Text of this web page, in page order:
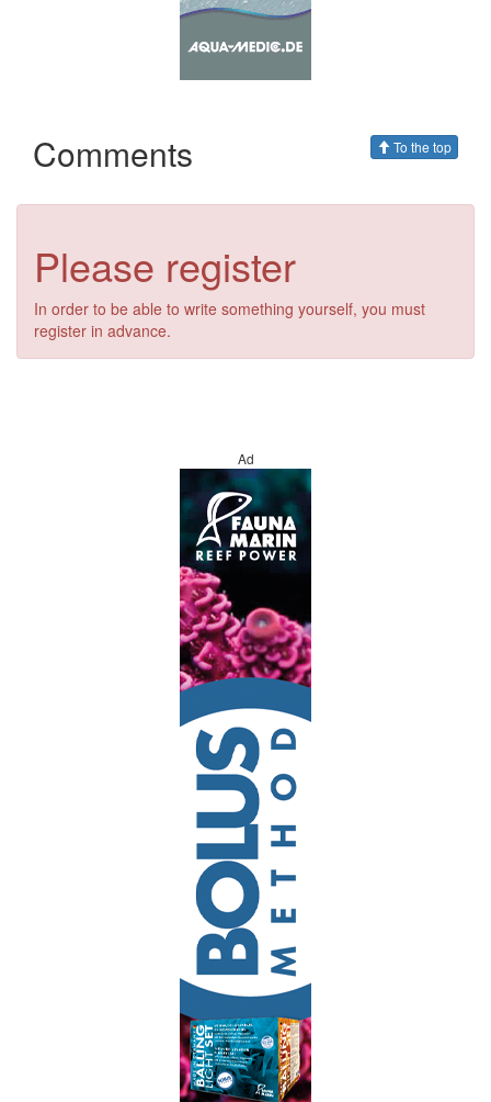
Comments To the top
Please register
In order to be able to write something yourself, you must
register in advance.
Ad